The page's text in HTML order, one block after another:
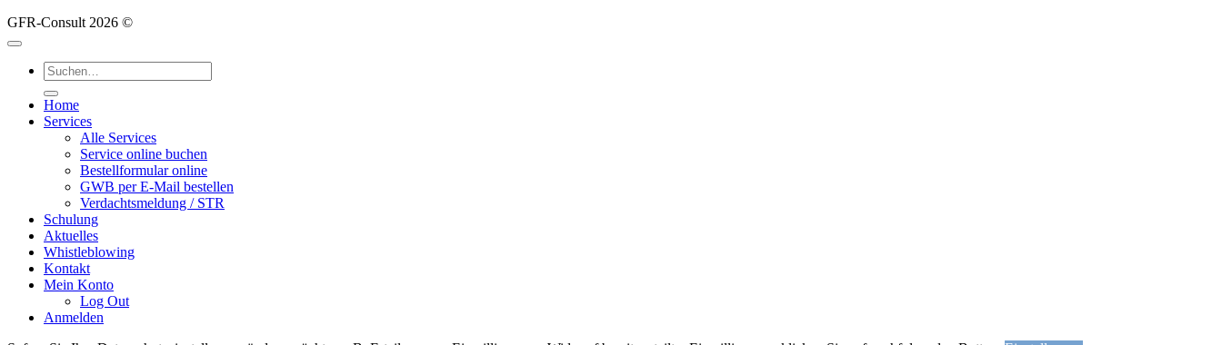
GFR-Consult 2026 ©
Suche
nach:
Home
Services
Alle Services
Service online buchen
Bestellformular online
GWB per E-Mail bestellen
Verdachtsmeldung / STR
Schulung
Aktuelles
Whistleblowing
Kontakt
Mein Konto
Log Out
Anmelden